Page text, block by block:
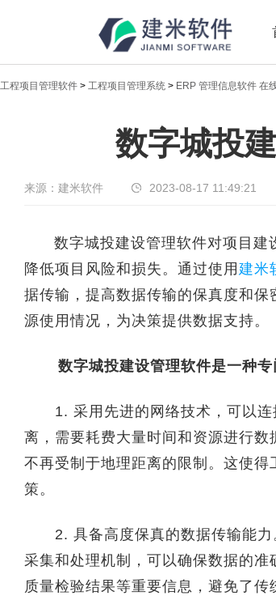
新闻中心
传递实时热点，共享商业
工程项目管理软件 > 工程项目管理系统 > ERP 管理信息软件 在
数字城投
来源：建米软件 2023-08-17 11:49:21
数字城投建设管理软件对项目建设
降低项目风险和损失。通过使用 建米
据传输，提高数据传输的保真度和
源使用情况，为决策提供数据支持。
数字城投建设管理软件是一种
1. 采用先进的网络技术，可以连
离，需要耗费大量时间和资源进行数
不再受制于地理距离的限制。这使
策。
2. 具备高度保真的数据传输能力
采集和处理机制，可以确保数据的准
质量检验结果等重要信息，避免了传